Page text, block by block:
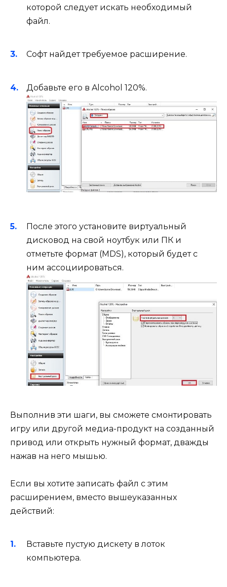
которой следует искать необходимый
файл.
Софт найдет требуемое расширение.
Добавьте его в Alcohol 120%.
После этого установите виртуальный
дисковод на свой ноутбук или ПК и
отметьте формат (MDS), который будет с
ним ассоциироваться.
Выполнив эти шаги, вы сможете смонтировать
игру или другой медиа-продукт на созданный
привод или открыть нужный формат, дважды
нажав на него мышью.
Если вы хотите записать файл с этим
расширением, вместо вышеуказанных
действий:
Вставьте пустую дискету в лоток
компьютера.